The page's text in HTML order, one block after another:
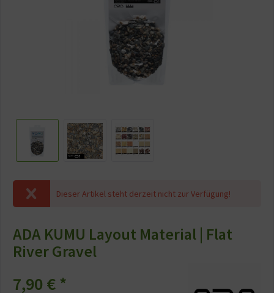
Dieser Artikel steht derzeit nicht zur Verfügung!
ADA KUMU Layout Material | Flat
River Gravel
7,90 € *